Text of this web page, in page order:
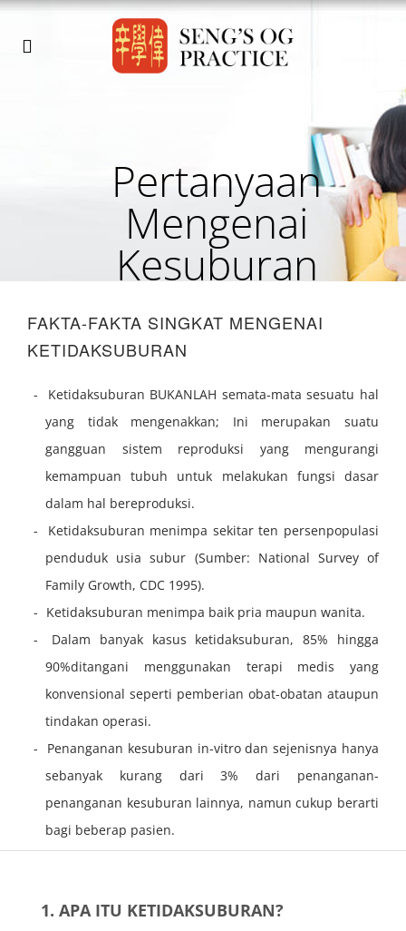
Pertanyaan
Mengenai
Kesuburan
FAKTA-FAKTA SINGKAT MENGENAI
KETIDAKSUBURAN
Ketidaksuburan BUKANLAH semata-mata sesuatu hal
yang tidak mengenakkan; Ini merupakan suatu
gangguan sistem reproduksi yang mengurangi
kemampuan tubuh untuk melakukan fungsi dasar
dalam hal bereproduksi.
Ketidaksuburan menimpa sekitar ten persenpopulasi
penduduk usia subur (Sumber: National Survey of
Family Growth, CDC 1995).
Ketidaksuburan menimpa baik pria maupun wanita.
Dalam banyak kasus ketidaksuburan, 85% hingga
90%ditangani menggunakan terapi medis yang
konvensional seperti pemberian obat-obatan ataupun
tindakan operasi.
Penanganan kesuburan in-vitro dan sejenisnya hanya
sebanyak kurang dari 3% dari penanganan-
penanganan kesuburan lainnya, namun cukup berarti
bagi beberap pasien.
APA ITU KETIDAKSUBURAN?